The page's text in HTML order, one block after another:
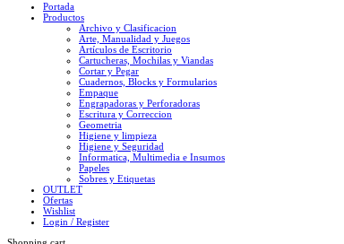
Portada
Productos
Archivo y Clasificacion
Arte, Manualidad y Juegos
Artículos de Escritorio
Cartucheras, Mochilas y Viandas
Cortar y Pegar
Cuadernos, Blocks y Formularios
Empaque
Engrapadoras y Perforadoras
Escritura y Correccion
Geometria
Higiene y limpieza
Higiene y Seguridad
Informatica, Multimedia e Insumos
Papeles
Sobres y Etiquetas
OUTLET
Ofertas
Wishlist
Login / Register